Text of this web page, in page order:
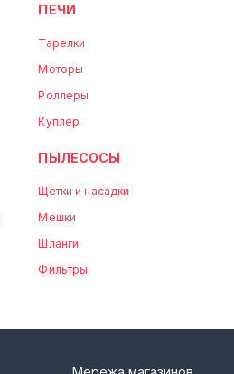
ПЕЧИ
Тарелки
Моторы
Роллеры
Куплер
ПЫЛЕСОСЫ
Щетки и насадки
Мешки
Шланги
Фильтры